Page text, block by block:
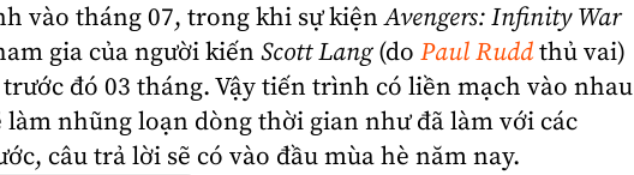
vào tháng 07, trong khi sự kiệnAvengers: Infinity War
gia của người kiến Scott Lang(do Paul Ruddthủ vai)
trước đó 03 tháng. Vậy tiến trình có liền mạch vào nhau
làm nhũng loạn dòng thời gian như đã làm với các
câu trả lời sẽ có vào đầu mùa hè năm nay.